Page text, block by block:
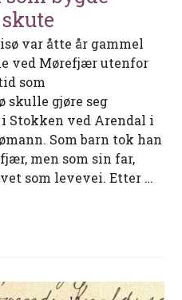
var åtte år gammel
ved Mørefjær utenfor
som
skulle gjøre seg
Stokken ved Arendal i
Som barn tok han
men som sin far,
som levevei. Etter …
som bygde Arendals